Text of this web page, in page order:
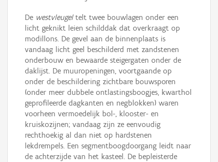
De westvleugel telt twee bouwlagen onder een
licht geknikt leien schilddak dat overkraagt op
modillons. De gevel aan de binnenplaats is
vandaag licht geel beschilderd met zandstenen
onderbouw en bewaarde steigergaten onder de
daklijst. De muuropeningen, voortgaande op
onder de beschildering zichtbare bouwsporen
(onder meer dubbele ontlastingsboogjes, kwarthol
geprofileerde dagkanten en negblokken) waren
voorheen vermoedelijk bol-, klooster- en
kruiskozijnen; vandaag zijn ze eenvoudig
rechthoekig al dan niet op hardstenen
lekdrempels. Een segmentboogdoorgang leidt naar
de achterzijde van het kasteel. De bepleisterde